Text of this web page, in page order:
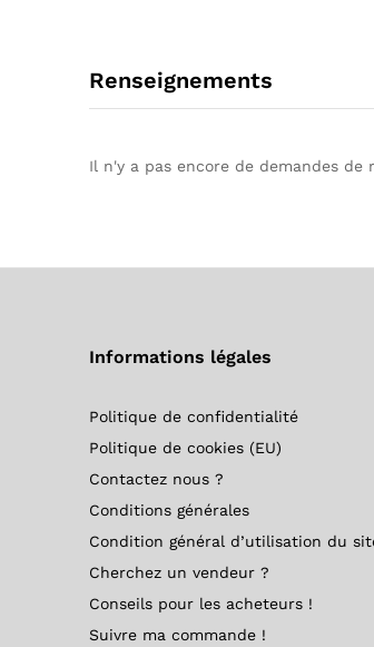
Renseignements
Il n'y a pas encore de demandes de
Informations légales
Politique de confidentialité
Politique de cookies (EU)
Contactez nous ?
Conditions générales
Condition général d’utilisation du
Cherchez un vendeur ?
Conseils pour les acheteurs !
Suivre ma commande !